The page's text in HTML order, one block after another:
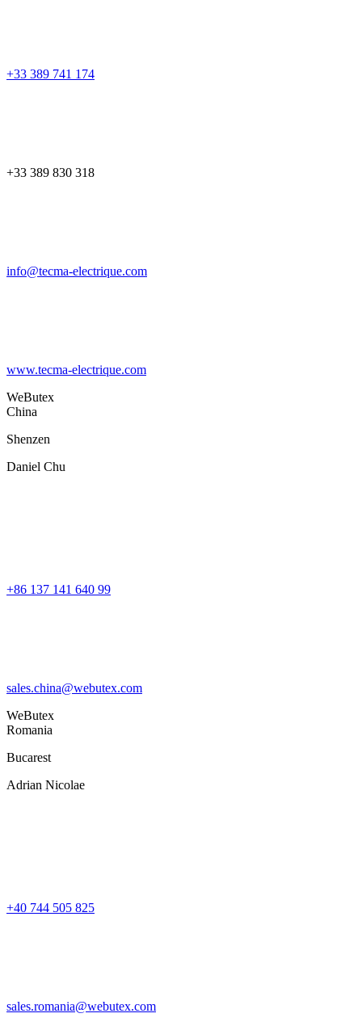
+33 389 741 174
+33 389 830 318
info@tecma-electrique.com
www.tecma-electrique.com
WeButex
China
Shenzen
Daniel Chu
+86 137 141 640 99
sales.china@webutex.com
WeButex
Romania
Bucarest
Adrian Nicolae
+40 744 505 825
sales.romania@webutex.com